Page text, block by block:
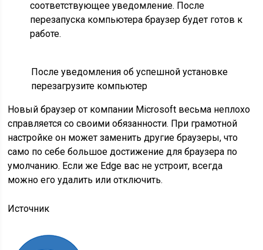
соответствующее уведомление. После
перезапуска компьютера браузер будет готов к
работе.
После уведомления об успешной установке
перезагрузите компьютер
Новый браузер от компании Microsoft весьма неплохо
справляется со своими обязанности. При грамотной
настройке он может заменить другие браузеры, что
само по себе большое достижение для браузера по
умолчанию. Если же Edge вас не устроит, всегда
можно его удалить или отключить.
Источник